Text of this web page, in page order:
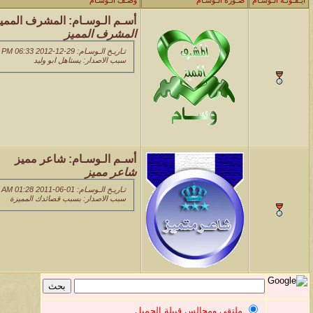
أسـم الـوسـام: المشرف
المشرف المميز
تـاريـخ الـوسـام: 29-12-2012 06:33 PM
سبب الاصدار: يستاهل ابو وليد
أسـم الـوسـام: شاعر مميز
شاعر مميز
تـاريـخ الـوسـام: 01-06-2011 01:28 AM
سبب الاصدار: بسبب قصائدك المميزة
ملتقى ومجالس قبيلة الجميل